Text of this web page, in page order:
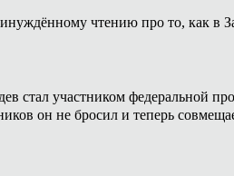
чтению про то, как в
участником федеральной
он не бросил и теперь